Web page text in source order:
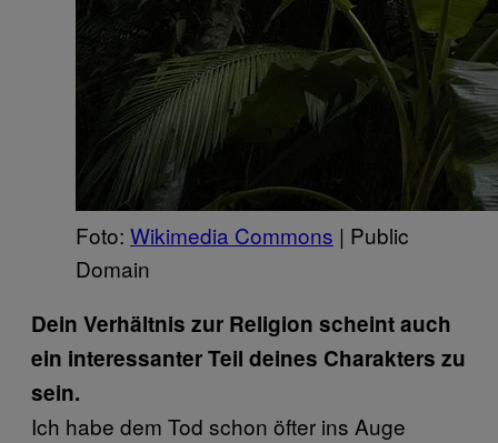
Foto: Wikimedia Commons | Public
Domain
Dein Verhältnis zur Religion scheint auch
ein interessanter Teil deines Charakters zu
sein.
Ich habe dem Tod schon öfter ins Auge